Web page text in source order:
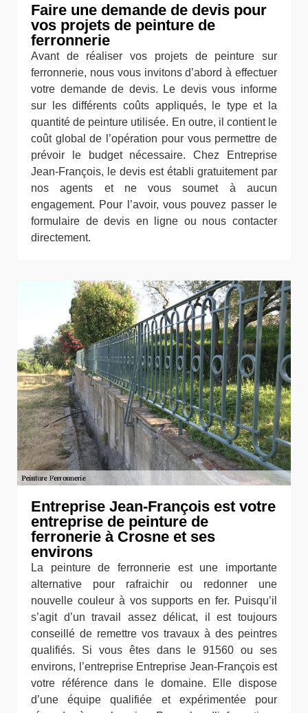
Faire une demande de devis pour
vos projets de peinture de
ferronnerie
Avant de réaliser vos projets de peinture sur
ferronnerie, nous vous invitons d’abord à effectuer
votre demande de devis. Le devis vous informe
sur les différents coûts appliqués, le type et la
quantité de peinture utilisée. En outre, il contient le
coût global de l’opération pour vous permettre de
prévoir le budget nécessaire. Chez Entreprise
Jean-François, le devis est établi gratuitement par
nos agents et ne vous soumet à aucun
engagement. Pour l’avoir, vous pouvez passer le
formulaire de devis en ligne ou nous contacter
directement.
Entreprise Jean-François est votre
entreprise de peinture de
ferronerie à Crosne et ses
environs
La peinture de ferronnerie est une importante
alternative pour rafraichir ou redonner une
nouvelle couleur à vos supports en fer. Puisqu’il
s’agit d’un travail assez délicat, il est toujours
conseillé de remettre vos travaux à des peintres
qualifiés. Si vous êtes dans le 91560 ou ses
environs, l’entreprise Entreprise Jean-François est
votre référence dans le domaine. Elle dispose
d’une équipe qualifiée et expérimentée pour